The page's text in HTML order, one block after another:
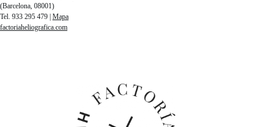
(Barcelona, 08001)
Tel. 933 295 479 | Mapa
factoriaheliografica.com